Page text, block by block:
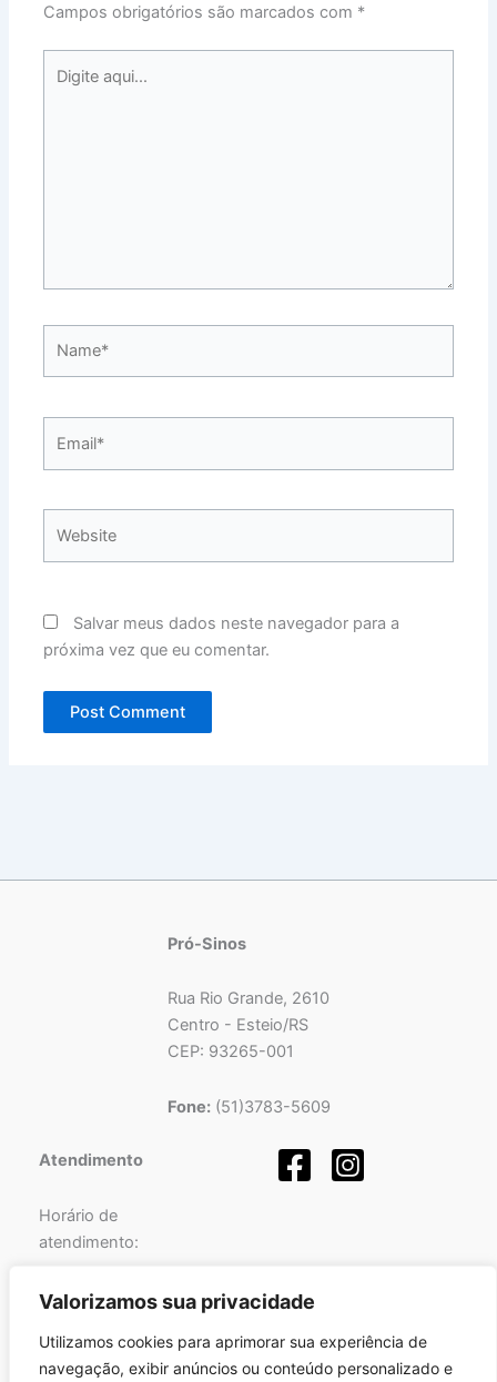
Valorizamos sua privacidade
Utilizamos cookies para aprimorar sua experiência de
navegação, exibir anúncios ou conteúdo personalizado e
Campos obrigatórios são marcados com *
aqui...
Salvar meus dados neste navegador para a
próxima vez que eu comentar.
Pró-Sinos
Rua Rio Grande, 2610
Centro - Esteio/RS
CEP: 93265-001
Fone:(51)3783-5609
Atendimento
Horário de
atendimento:
Segunda a Sexta-feira
das13hàs17h.